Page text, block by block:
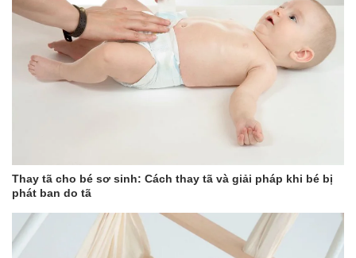
Thay tã cho bé sơ sinh: Cách thay tã và giải pháp khi bé bị
phát ban do tã